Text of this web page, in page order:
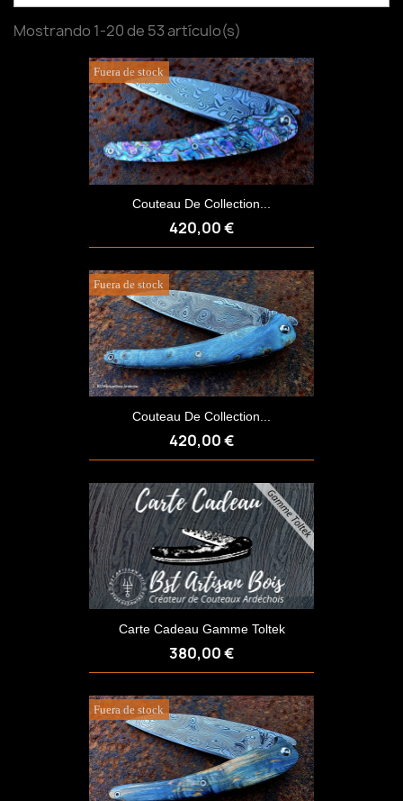
Mostrando 1-20 de 53 artículo(s)
Couteau De Collection...
420,00 €
Fuera de stock
Couteau De Collection...
420,00 €
Fuera de stock
Carte Cadeau Gamme Toltek
380,00 €
Fuera de stock